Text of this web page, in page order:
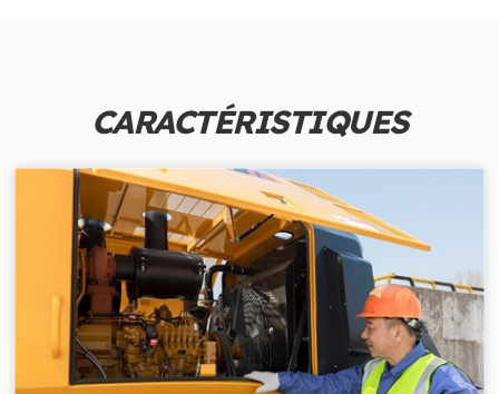
CARACTÉRISTIQUES